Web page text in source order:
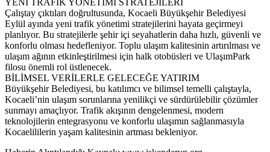
Çalıştay çıktıları doğrultusunda, Kocaeli Büyükşehir Belediyesi
Eylül ayında yeni trafik yönetimi stratejilerini hayata geçirmeyi
planlıyor. Bu stratejilerle şehir içi seyahatlerin daha hızlı, güvenli ve
konforlu olması hedefleniyor. Toplu ulaşım kalitesinin artırılması ve
ulaşım ağının etkinleştirilmesi için halk otobüsleri ve UlaşımPark
filosu önemli rol üstlenecek.
BİLİMSEL VERİLERLE GELECEĞE YATIRIM
Büyükşehir Belediyesi, bu katılımcı ve bilimsel temelli çalıştayla,
Kocaeli’nin ulaşım sorunlarına yenilikçi ve sürdürülebilir çözümler
sunmayı amaçlıyor. Trafik akışının dengelenmesi, modern
teknolojilerin entegrasyonu ve konforlu ulaşımın sağlanmasıyla
Kocaelililerin yaşam kalitesinin artması bekleniyor.